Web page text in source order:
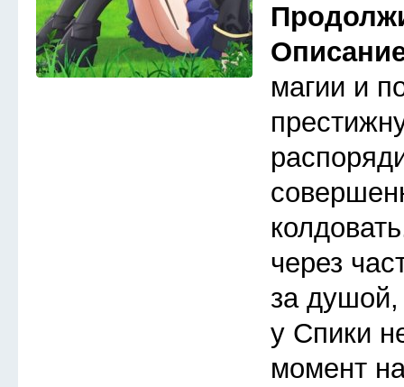
магии и
через
за душой,
у Спики
момент